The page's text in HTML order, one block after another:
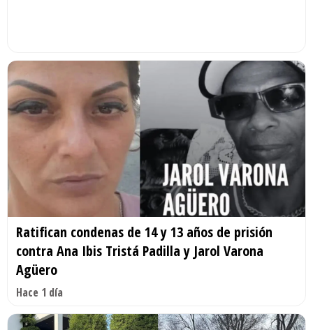
Ratifican condenas de 14 y 13 años de prisión
contra Ana Ibis Tristá Padilla y Jarol Varona
Agüero
Hace 1 día